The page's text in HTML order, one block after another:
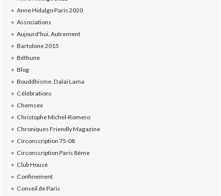
Anne Hidalgo Paris 2020
Associations
Aujourd'hui, Autrement
Bartolone 2015
Béthune
Blog
Bouddhisme, Dalaï Lama
Célébrations
Chemsex
Christophe Michel-Romero
Chroniques Friendly Magazine
Circonscription 75-08
Circonscription Paris 8ème
Club House
Confinement
Conseil de Paris